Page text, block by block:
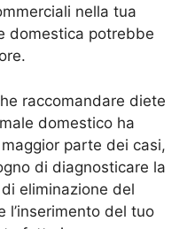
nella tua
domestica potrebbe
raccomandare diete
domestico ha
parte dei casi,
di diagnosticare la
eliminazione del
l’inserimento del tuo